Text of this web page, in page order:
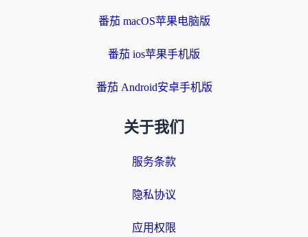
番茄 macOS苹果电脑版
番茄 ios苹果手机版
番茄 Android安卓手机版
关于我们
服务条款
隐私协议
应用权限